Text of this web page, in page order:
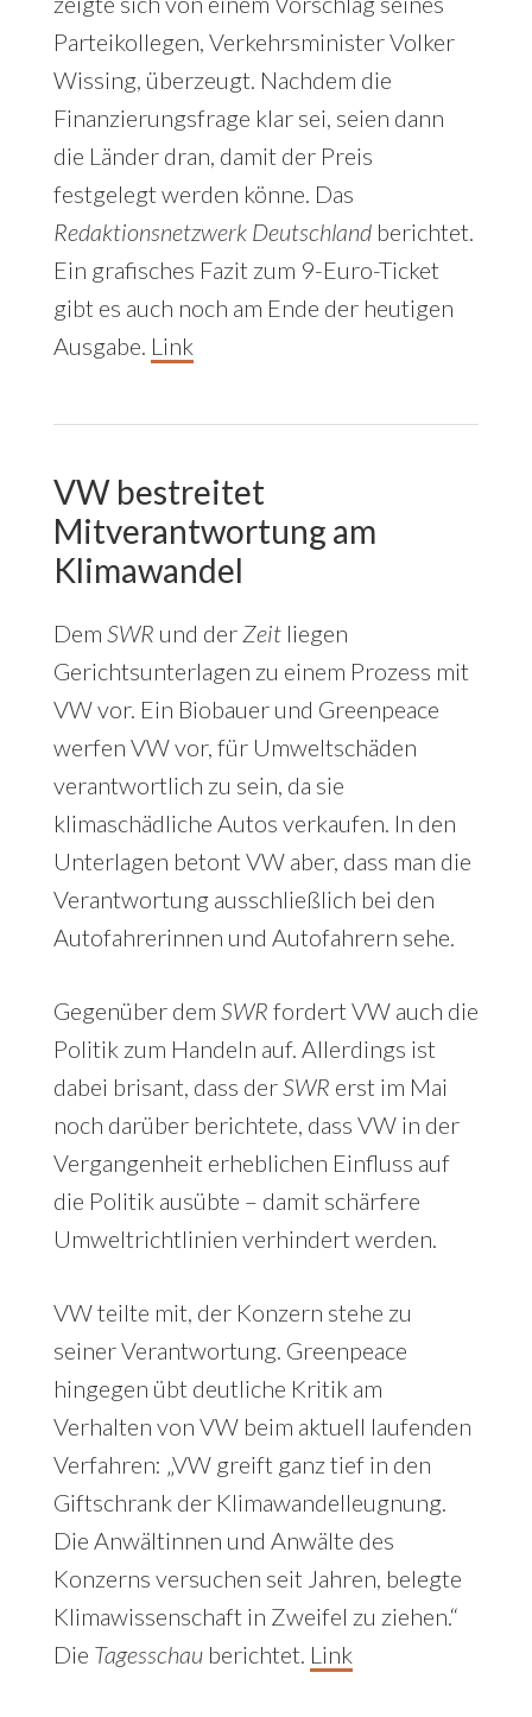
Parteikollegen, Verkehrsminister Volker
Wissing, überzeugt. Nachdem die
Finanzierungsfrage klar sei, seien dann
die Länder dran, damit der Preis
festgelegt werden könne. Das
Redaktionsnetzwerk Deutschlandberichtet.
Ein grafisches Fazit zum 9-Euro-Ticket
gibt es auch noch am Ende der heutigen
Ausgabe. Link
VW bestreitet
Mitverantwortung am
Klimawandel
Dem SWR und der Zeitliegen
Gerichtsunterlagen zu einem Prozess mit
VW vor. Ein Biobauer und Greenpeace
werfen VW vor, für Umweltschäden
verantwortlich zu sein, da sie
klimaschädliche Autos verkaufen. In den
Unterlagen betont VW aber, dass man die
Verantwortung ausschließlich bei den
Autofahrerinnen und Autofahrern sehe.
Gegenüber dem SWR fordert VW auch die
Politik zum Handeln auf. Allerdings ist
dabei brisant, dass der SWR erst im Mai
noch darüber berichtete, dass VW in der
Vergangenheit erheblichen Einfluss auf
die Politik ausübte – damit schärfere
Umweltrichtlinien verhindert werden.
VW teilte mit, der Konzern stehe zu
seiner Verantwortung. Greenpeace
hingegen übt deutliche Kritik am
Verhalten von VW beim aktuell laufenden
Verfahren: „VW greift ganz tief in den
Giftschrank der Klimawandelleugnung.
Die Anwältinnen und Anwälte des
Konzerns versuchen seit Jahren, belegte
Klimawissenschaft in Zweifel zu ziehen.“
Die Tagesschauberichtet. Link